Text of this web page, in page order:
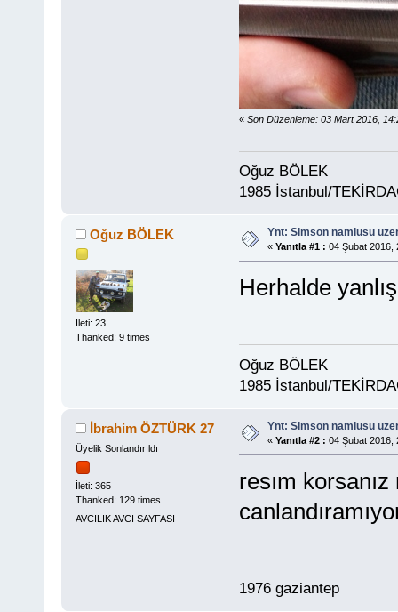
« Son Düzenleme: 03 Mart 2016,
Oğuz BÖLEK
1985 İstanbul/
Oğuz BÖLEK
İleti: 23
Thanked: 9 times
Ynt: Simson namlusu
« Yanıtla #1 : 04 Şubat 2016,
Herhalde
Oğuz BÖLEK
1985 İstanbul/
İbrahim ÖZTÜRK 27
Üyelik Sonlandırıldı
İleti: 365
Thanked: 129 times
AVCILIK AVCI SAYFASI
Ynt: Simson namlusu
« Yanıtla #2 : 04 Şubat 2016,
resım korsanız
1976 gaziantep